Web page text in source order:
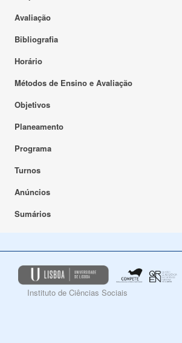
Avaliação
Bibliografia
Horário
Métodos de Ensino e Avaliação
Objetivos
Planeamento
Programa
Turnos
Anúncios
Sumários
Instituto de Ciências Sociais